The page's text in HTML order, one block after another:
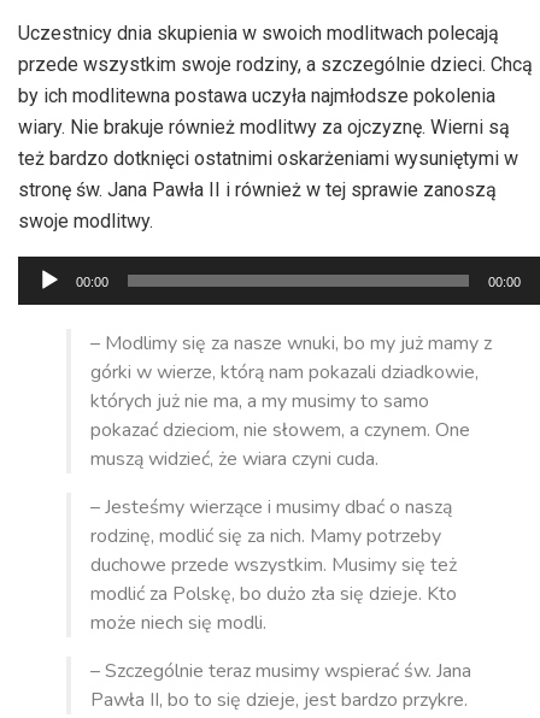
Uczestnicy dnia skupienia w swoich modlitwach polecają
przede wszystkim swoje rodziny, a szczególnie dzieci. Chcą
by ich modlitewna postawa uczyła najmłodsze pokolenia
wiary. Nie brakuje również modlitwy za ojczyznę. Wierni są
też bardzo dotknięci ostatnimi oskarżeniami wysuniętymi w
stronę św. Jana Pawła II i również w tej sprawie zanoszą
swoje modlitwy.
Odtwarzacz
plików
dźwiękowych
00:00 00:00
– Modlimy się za nasze wnuki, bo my już mamy z
górki w wierze, którą nam pokazali dziadkowie,
których już nie ma, a my musimy to samo
pokazać dzieciom, nie słowem, a czynem. One
muszą widzieć, że wiara czyni cuda.
– Jesteśmy wierzące i musimy dbać o naszą
rodzinę, modlić się za nich. Mamy potrzeby
duchowe przede wszystkim. Musimy się też
modlić za Polskę, bo dużo zła się dzieje. Kto
może niech się modli.
– Szczególnie teraz musimy wspierać św. Jana
Pawła II, bo to się dzieje, jest bardzo przykre.